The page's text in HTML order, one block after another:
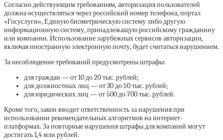
Согласно действующим требованиям, авторизация пользователей
должна осуществляться через российский номер телефона, портал
«Госуслуги», Единую биометрическую систему либо другую
информационную систему, принадлежащую российскому гражданину
или компании. Использование зарубежных сервисов авторизации,
включая иностранную электронную почту, будет считаться нарушением.
За несоблюдение требований предусмотрены штрафы:
для граждан — от 10 до 20 тыс. рублей;
для должностных лиц — от 30 до 50 тыс. рублей;
для юридических лиц — от 500 до 700 тыс. рублей.
Кроме того, закон вводит ответственность за нарушения при
использовании рекомендательных алгоритмов на интернет-
платформах. За повторные нарушения штрафы для компаний могут
достигать 1,4 млн рублей.